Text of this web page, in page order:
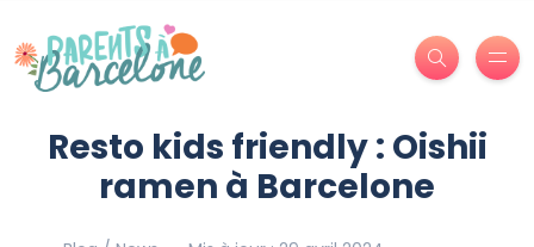
Resto kids friendly : Oishii
ramen à Barcelone